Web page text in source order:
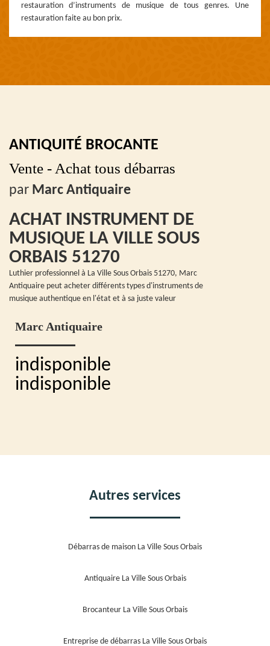
restauration d’instruments de musique de tous genres. Une
restauration faite au bon prix.
ANTIQUITÉ BROCANTE
Vente - Achat tous débarras
par Marc Antiquaire
ACHAT INSTRUMENT DE
MUSIQUE LA VILLE SOUS
ORBAIS 51270
Luthier professionnel à La Ville Sous Orbais 51270, Marc
Antiquaire peut acheter différents types d'instruments de
musique authentique en l'état et à sa juste valeur
Marc Antiquaire
indisponible
indisponible
Autres services
Débarras de maison La Ville Sous Orbais
Antiquaire La Ville Sous Orbais
Brocanteur La Ville Sous Orbais
Entreprise de débarras La Ville Sous Orbais